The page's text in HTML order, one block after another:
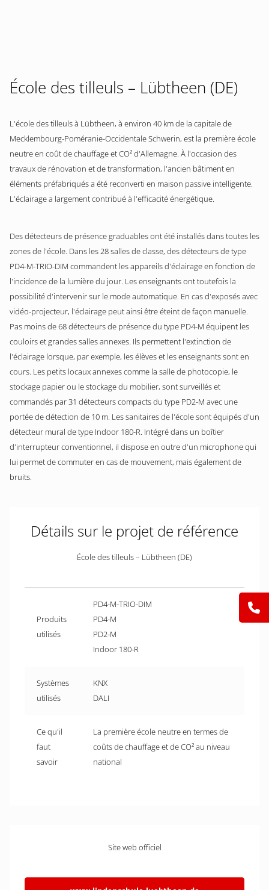
École des tilleuls – Lübtheen (DE)
L'école des tilleuls à Lübtheen, à environ 40 km de la capitale de
Mecklembourg-Poméranie-Occidentale Schwerin, est la première école
neutre en coût de chauffage et CO² d'Allemagne. À l'occasion des
travaux de rénovation et de transformation, l'ancien bâtiment en
éléments préfabriqués a été reconverti en maison passive intelligente.
L'éclairage a largement contribué à l'efficacité énergétique.
Des détecteurs de présence graduables ont été installés dans toutes les
zones de l'école. Dans les 28 salles de classe, des détecteurs de type
PD4-M-TRIO-DIM commandent les appareils d'éclairage en fonction de
l'incidence de la lumière du jour. Les enseignants ont toutefois la
possibilité d'intervenir sur le mode automatique. En cas d'exposés avec
vidéo-projecteur, l'éclairage peut ainsi être éteint de façon manuelle.
Pas moins de 68 détecteurs de présence du type PD4-M équipent les
couloirs et grandes salles annexes. Ils permettent l'extinction de
l'éclairage lorsque, par exemple, les élèves et les enseignants sont en
cours. Les petits locaux annexes comme la salle de photocopie, le
stockage papier ou le stockage du mobilier, sont surveillés et
commandés par 31 détecteurs compacts du type PD2-M avec une
portée de détection de 10 m. Les sanitaires de l'école sont équipés d'un
détecteur mural de type Indoor 180-R. Intégré dans un boîtier
d'interrupteur conventionnel, il dispose en outre d'un microphone qui
lui permet de commuter en cas de mouvement, mais également de
bruits.
Détails sur le projet de référence
École des tilleuls – Lübtheen (DE)
Produits
utilisés
PD4-M-TRIO-DIM
PD4-M
PD2-M
Indoor 180-R
Systèmes
utilisés
KNX
DALI
Ce qu'il
faut
savoir
La première école neutre en termes de
coûts de chauffage et de CO² au niveau
national
Site web officiel